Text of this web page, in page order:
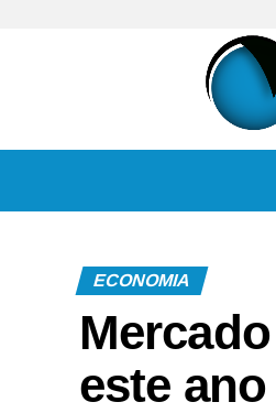
ECONOMIA
este ano